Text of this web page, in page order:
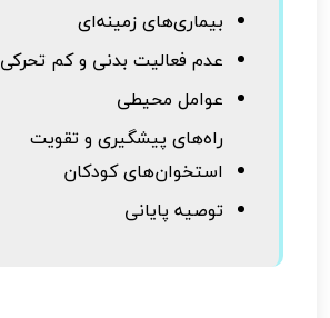
بیماری‌های زمینه‌ای
عدم فعالیت بدنی و کم تحرکی
عوامل محیطی
راه‌های پیشگیری و تقویت
استخوان‌های کودکان
توصیه پایانی